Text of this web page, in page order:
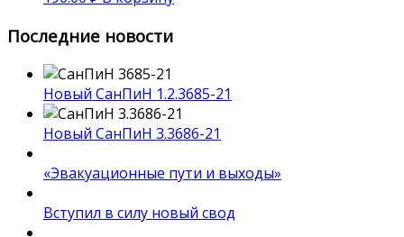
Последние новости
Новый СанПиН 1.2.3685-21
Новый СанПиН 3.3686-21
«Эвакуационные пути и выходы»
Вступил в силу новый свод